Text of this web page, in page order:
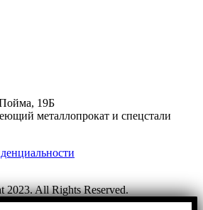
19Б
металлопрокат и спецстали
2023. All Rights Reserved.